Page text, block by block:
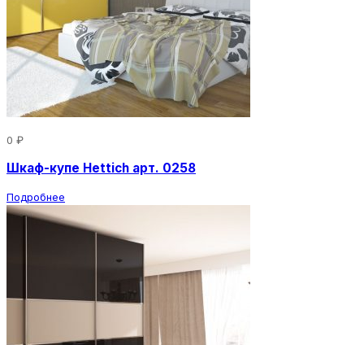
0 ₽
Шкаф-купе Hettich арт. 0258
Подробнее